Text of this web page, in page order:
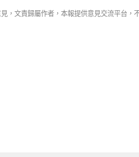
，文責歸屬作者，本報提供意見交流平台，